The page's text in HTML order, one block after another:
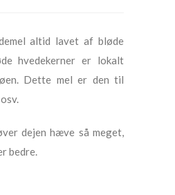
altid lavet af bløde
hvedekerner er lokalt
Dette mel er den til
dejen hæve så meget,
bedre.